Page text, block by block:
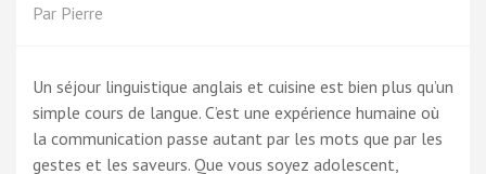
Par Pierre
Un séjour linguistique anglais et cuisine est bien plus qu’un
simple cours de langue. C’est une expérience humaine où
la communication passe autant par les mots que par les
gestes et les saveurs. Que vous soyez adolescent,